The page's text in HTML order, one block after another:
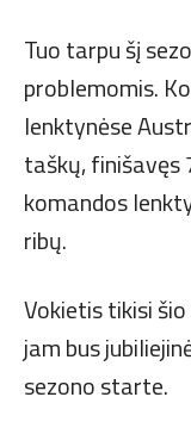
Tuo tarpu šį
problemomis.
lenktynėse
taškų, finišavęs
komandos
ribų.
Vokietis tikisi
jam bus
sezono starte.